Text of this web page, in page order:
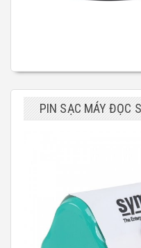
PIN SẠC MÁY ĐỌC